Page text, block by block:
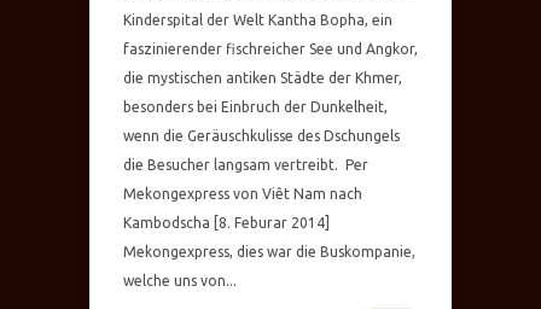
Kinderspital der Welt Kantha Bopha, ein
faszinierender fischreicher See und Angkor,
die mystischen antiken Städte der Khmer,
besonders bei Einbruch der Dunkelheit,
wenn die Geräuschkulisse des Dschungels
die Besucher langsam vertreibt. Per
Mekongexpress von Viêt Nam nach
Kambodscha [8. Feburar 2014]
Mekongexpress, dies war die Buskompanie,
welche uns von...